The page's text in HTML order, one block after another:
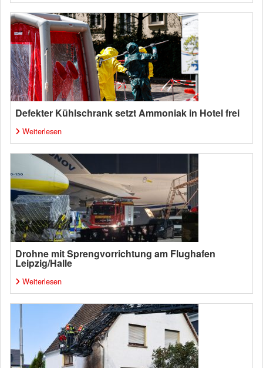
Defekter Kühlschrank setzt Ammoniak in Hotel frei
Weiterlesen
Drohne mit Sprengvorrichtung am Flughafen
Leipzig/Halle
Weiterlesen